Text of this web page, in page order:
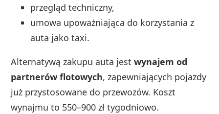
przegląd techniczny,
umowa upoważniająca do korzystania z
auta jako taxi.
Alternatywą zakupu auta jestwynajem od
partnerów flotowych, zapewniających pojazdy
już przystosowane do przewozów. Koszt
wynajmu to 550–900 zł tygodniowo.